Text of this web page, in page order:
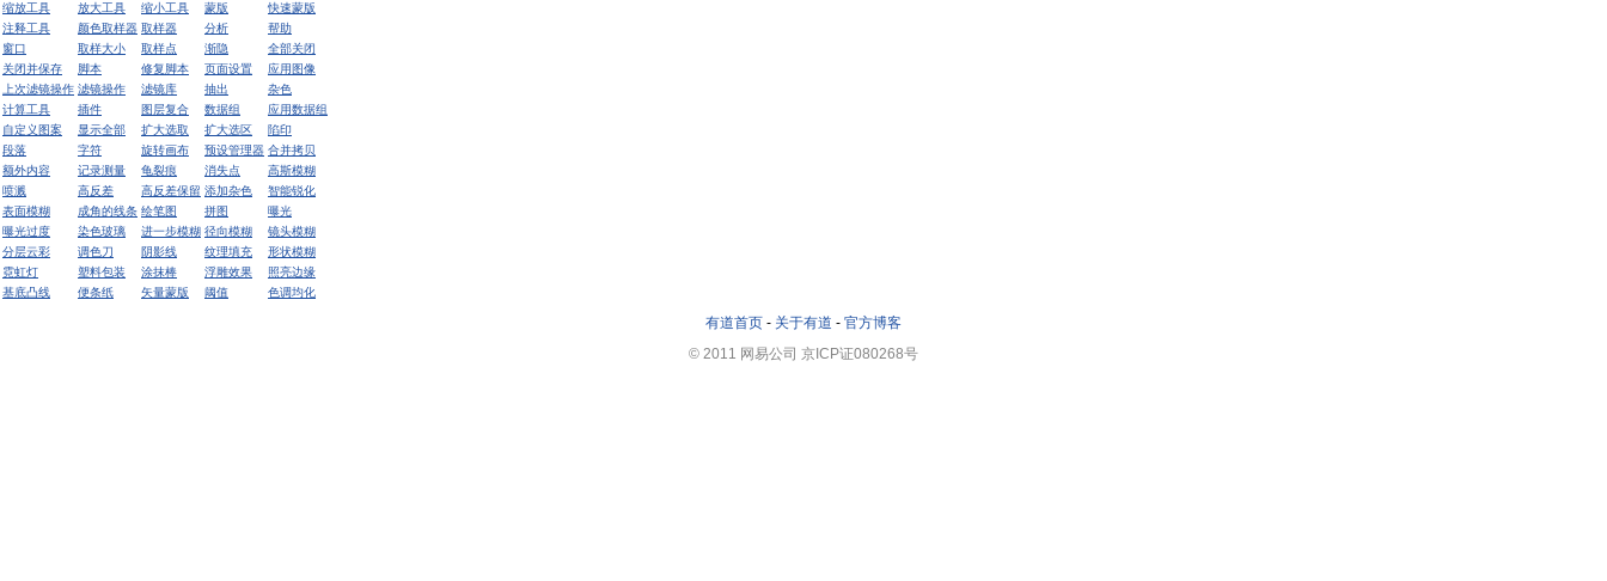
缩放工具
放大工具 缩小工具 蒙版
快速蒙版
注释工具
颜色取样器 取样器 分析
帮助
窗口
取样大小 取样点 渐隐
全部关闭
关闭并保存
脚本 修复脚本 页面设置
应用图像
上次滤镜操作 滤镜操作 滤镜库 抽出
杂色
计算工具
插件 图层复合 数据组
应用数据组
自定义图案
显示全部 扩大选取 扩大选区
陷印
段落
字符 旋转画布 预设管理器 合并拷贝
额外内容
记录测量 龟裂痕 消失点
高斯模糊
喷溅
高反差 高反差保留 添加杂色
智能锐化
表面模糊
成角的线条 绘笔图 拼图
曝光
曝光过度
染色玻璃 进一步模糊 径向模糊
镜头模糊
分层云彩
调色刀 阴影线 纹理填充
形状模糊
霓虹灯
塑料包装 涂抹棒 浮雕效果
照亮边缘
基底凸线
便条纸 矢量蒙版 阈值 色调均化
有道首页 - 关于有道 - 官方博客
© 2011 网易公司 京ICP证080268号